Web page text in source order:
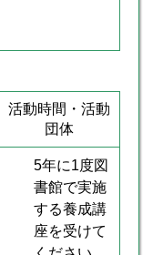
活動時間・活動
団体
5年に1度図
書館で実施
する養成講
座を受けて